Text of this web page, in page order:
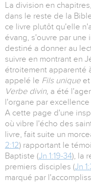
La division en
dans le reste de la
ce livre plutôt qu'elle
évang, s'ouvre par
destiné a donner au
suivre en montrant en
étroitement apparenté
appelé le Fils unique
Verbe divin, a été
l'organe par
A cette page d'une
où vibre l'écho des
livre, fait suite un
2:12) rapportant le
Baptiste (Jn 1:19-34), la
premiers disciples (Jn
marqué par